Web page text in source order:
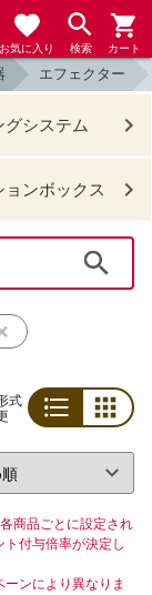
お気に入り 検索 カート
エフェクター
グシステム
ョンボックス
式
商品ごとに設定され
付与倍率が決定し
ンにより異なりま